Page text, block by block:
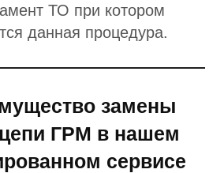
ТО при котором
данная процедура.
замены
ГРМ в нашем
сервисе